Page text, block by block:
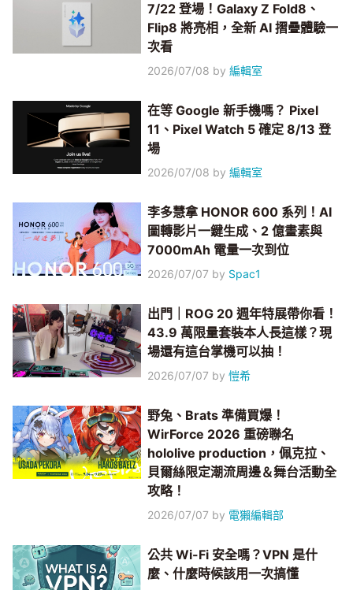
7/22 登場！Galaxy Z Fold8、
Flip8 將亮相，全新 AI 摺疊體驗一
次看
2026/07/08 by編輯室
在等 Google 新手機嗎？ Pixel
11、Pixel Watch 5 確定 8/13 登
場
2026/07/08 by編輯室
李多慧拿 HONOR 600 系列！AI
圖轉影片一鍵生成、2 億畫素與
7000mAh 電量一次到位
2026/07/07 by Spac1
出門｜ROG 20 週年特展帶你看！
43.9 萬限量套裝本人長這樣？現
場還有這台掌機可以抽！
2026/07/07 by愷希
野兔、Brats 準備買爆！
WirForce 2026 重磅聯名
hololive production，佩克拉、
貝爾絲限定潮流周邊＆舞台活動全
攻略！
2026/07/07 by 電獺編輯部
公共 Wi-Fi 安全嗎？VPN 是什
麼、什麼時候該用一次搞懂